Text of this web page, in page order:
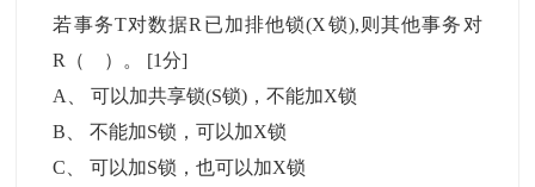
若事务T对数据R已加排他锁(X锁),则其他事务对
R（ ）。 [1分]
A
、可以加共享锁(S锁)，不能加X锁
B 、不能加S锁，可以加X锁
C 、可以加S锁，也可以加X锁